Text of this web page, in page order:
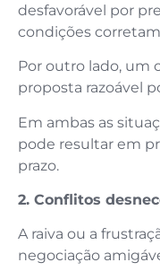
desfavorável por
condições
Por outro lado, um
proposta razoável
Em ambas as
pode resultar em
prazo.
2. Conflitos
A raiva ou a
negociação